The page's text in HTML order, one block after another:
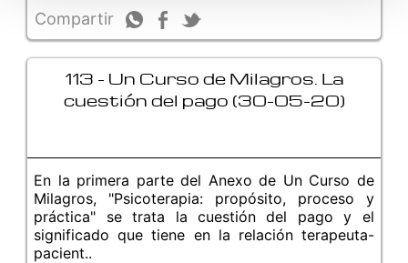
Compartir
113 - Un Curso de Milagros. La
cuestión del pago (30-05-20)
En la primera parte del Anexo de Un Curso de
Milagros, "Psicoterapia: propósito, proceso y
práctica" se trata la cuestión del pago y el
significado que tiene en la relación terapeuta-
pacient..